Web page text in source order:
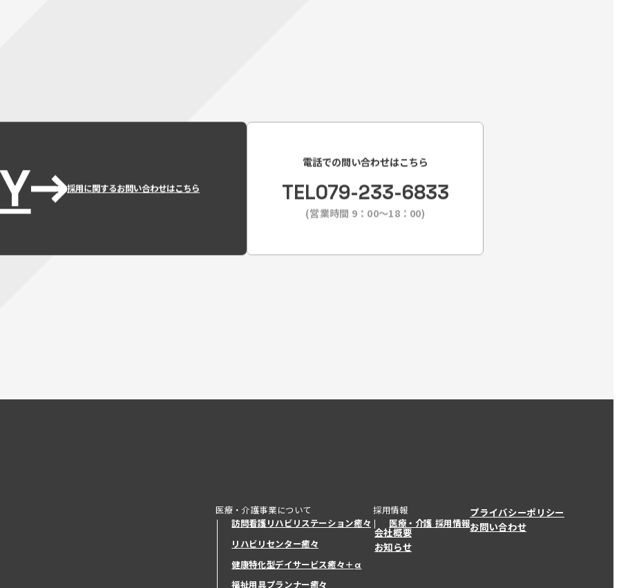
採用に関するお問い合わせはこちら
電話での問い合わせはこちら
TEL079-233-6833
(営業時間 9：00〜18：00)
医療・介護事業について
訪問看護リハビリステーション癒々
リハビリセンター癒々
健康特化型デイサービス癒々＋α
健康特化型デイサービス癒々＋
福祉用具プランナー癒々
採用情報
医療・介護 採用情報
会社概要
お知らせ
プライバシーポリシー
お問い合わせ